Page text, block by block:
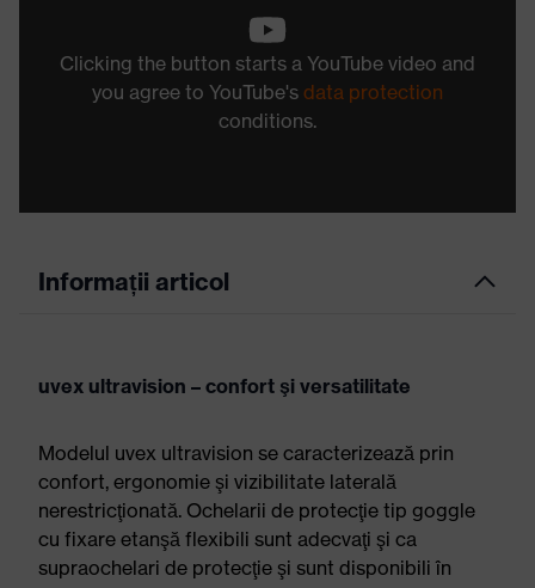
Clicking the button starts a YouTube video and
you agree to YouTube's data protection
conditions.
Informații articol
uvex ultravision – confort şi versatilitate
Modelul uvex ultravision se caracterizează prin
confort, ergonomie şi vizibilitate laterală
nerestricţionată. Ochelarii de protecţie tip goggle
cu fixare etanşă flexibili sunt adecvaţi şi ca
supraochelari de protecţie şi sunt disponibili în